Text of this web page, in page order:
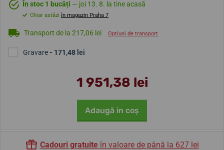
În stoc 1 bucăți — joi 13. 8. la tine acasă
Chiar astăzi în magazin Praha 7
Transport de la 217,06 lei Opțiuni de transport
Gravare- 171,48 lei
1 951,38 lei
Adaugă in coş
Cadouri gratuiteîn valoare de până la 627 lei